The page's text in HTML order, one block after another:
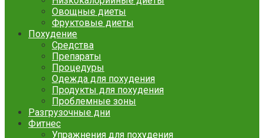
Овощные диеты
Фруктовые диеты
Похудение
Средства
Препараты
Процедуры
Одежда для похудения
Продукты для похудения
Проблемные зоны
Разгрузочные дни
Фитнес
Упражнения для похудения